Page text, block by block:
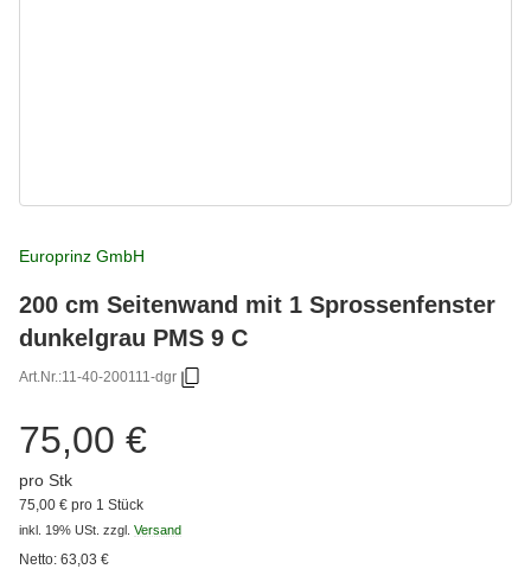
Europrinz GmbH
200 cm Seitenwand mit 1 Sprossenfenster
dunkelgrau PMS 9 C
Art.Nr.:11-40-200111-dgr
75,00 €
pro Stk
75,00 € pro 1 Stück
inkl. 19% USt. zzgl. Versand
Netto: 63,03 €